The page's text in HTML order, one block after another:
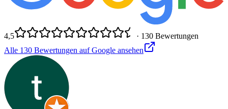
4,5 · 130 Bewertungen
Alle 130 Bewertungen auf Google ansehen